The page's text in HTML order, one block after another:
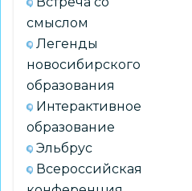
смыслом
Легенды
новосибирского
образования
Интерактивное
образование
Эльбрус
Всероссийская